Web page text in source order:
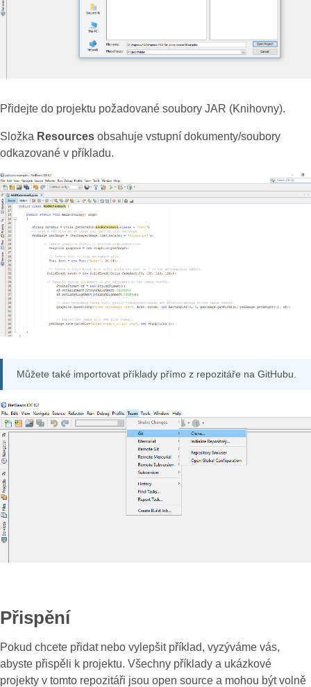
Přidejte do projektu požadované soubory JAR (Knihovny).
Složka Resources obsahuje vstupní dokumenty/soubory
odkazované v příkladu.
Můžete také importovat příklady přímo z repozitáře na GitHubu.
Přispění
Pokud chcete přidat nebo vylepšit příklad, vyzýváme vás,
abyste přispěli k projektu. Všechny příklady a ukázkové
projekty v tomto repozitáři jsou open source a mohou být volně